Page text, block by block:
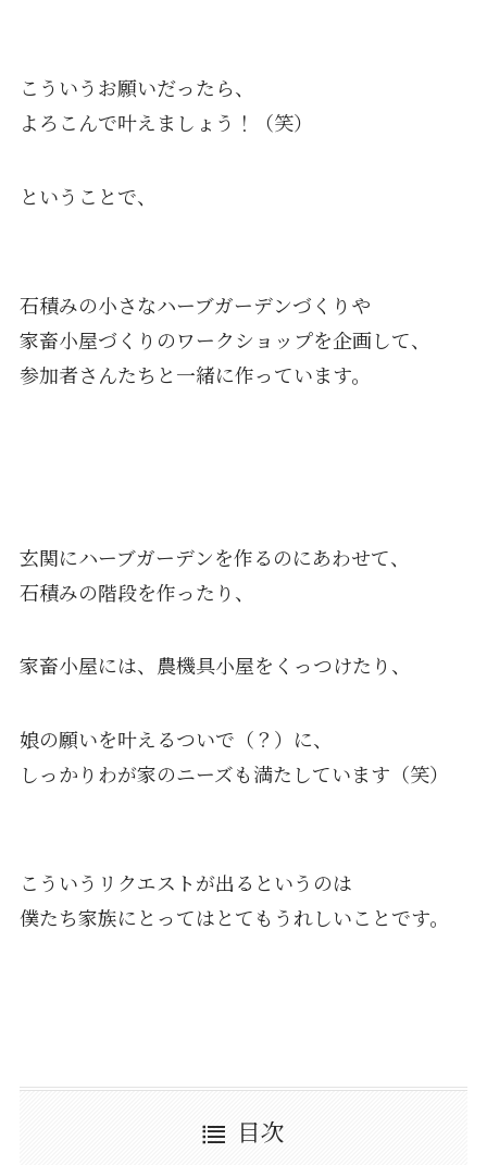
こういうお願いだったら、
よろこんで叶えましょう！（笑）
ということで、
石積みの小さなハーブガーデンづくりや
家畜小屋づくりのワークショップを企画して、
参加者さんたちと一緒に作っています。
玄関にハーブガーデンを作るのにあわせて、
石積みの階段を作ったり、
家畜小屋には、農機具小屋をくっつけたり、
娘の願いを叶えるついで（？）に、
しっかりわが家のニーズも満たしています（笑）
こういうリクエストが出るというのは
僕たち家族にとってはとてもうれしいことです。
目次